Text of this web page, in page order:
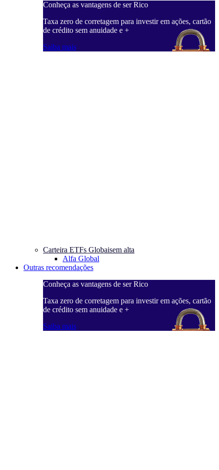
Conheça as vantagens de ser Rico
Taxa zero de corretagem para investir em ações, cartão
de crédito sem anuidade e +
Saiba mais
Carteira ETFs Globaisem alta
Alfa Global
Outras recomendações
Conheça as vantagens de ser Rico
Taxa zero de corretagem para investir em ações, cartão
de crédito sem anuidade e +
Saiba mais